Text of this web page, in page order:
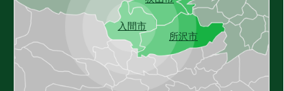
入間市
所沢市